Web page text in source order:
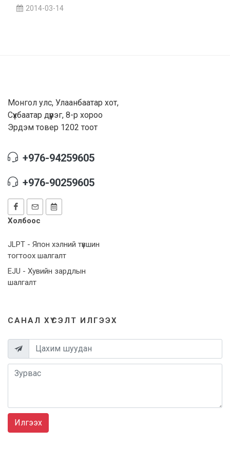
2014-03-14
Монгол улс, Улаанбаатар хот,
Сүхбаатар дүүрэг, 8-р хороо
Эрдэм товер 1202 тоот
+976-94259605
+976-90259605
Холбоос
JLPT - Япон хэлний түвшин
тогтоох шалгалт
EJU - Хувийн зардлын
шалгалт
САНАЛ ХҮСЭЛТ ИЛГЭЭХ
Илгээх